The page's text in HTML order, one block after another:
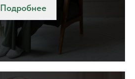
Подробнее